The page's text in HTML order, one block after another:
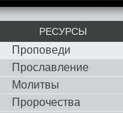
РЕСУРСЫ
Проповеди
Прославление
Молитвы
Пророчества